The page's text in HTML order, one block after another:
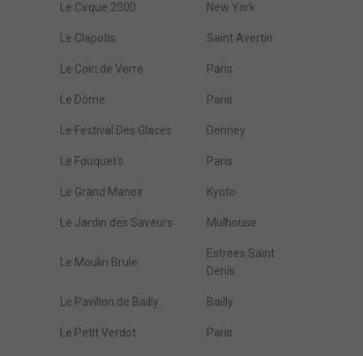
Le Cirque 2000 New York
Le Clapotis Saint Avertin
Le Coin de Verre Paris
Le Dôme Paris
Le Festival Des Glaces Denney
Le Fouquet's Paris
Le Grand Manoir Kyoto
Le Jardin des Saveurs Mulhouse
Le Moulin Brule
Estrees Saint
Denis
Le Pavillon de Bailly Bailly
Le Petit Verdot Paris